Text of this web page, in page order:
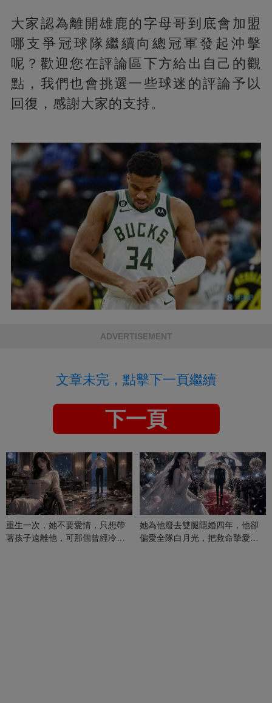
大家認為離開雄鹿的字母哥到底會加盟
哪支爭冠球隊繼續向總冠軍發起沖擊
呢？歡迎您在評論區下方給出自己的觀
點，我們也會挑選一些球迷的評論予以
回復，感謝大家的支持。
ADVERTISEMENT
文章未完，點擊下一頁繼續
下一頁
重生一次，她不要愛情，只想帶
著孩子遠離他，可那個曾經冷漠
她為他廢去雙腿隱婚四年，他卻
偏愛全隊白月光，把救命摯愛當